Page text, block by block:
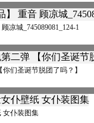
凉城_745089081_124-1
们圣诞节脱团了吗？】
女仆装图集